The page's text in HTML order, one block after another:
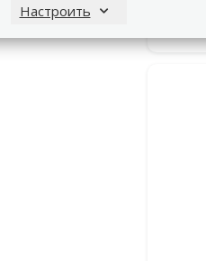
Настроить